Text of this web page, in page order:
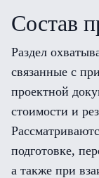
Состав
Раздел
связанные с
проектной
стоимости и
подготовке,
а также при